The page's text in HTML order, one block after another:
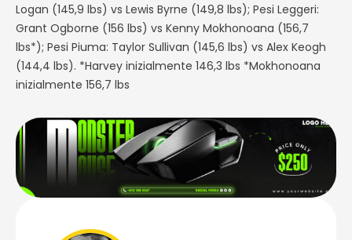
Logan (145,9 lbs) vs Lewis Byrne (149,8 lbs); Pesi Leggeri:
Grant Ogborne (156 lbs) vs Kenny Mokhonoana (156,7
lbs*); Pesi Piuma: Taylor Sullivan (145,6 lbs) vs Alex Keogh
(144,4 lbs). *Harvey inizialmente 146,3 lbs *Mokhonoana
inizialmente 156,7 lbs